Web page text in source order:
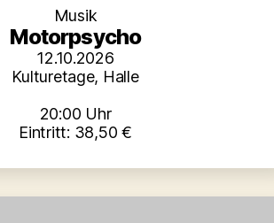
Musik
Motorpsycho
12.10.2026
Kulturetage, Halle
20:00 Uhr
Eintritt: 38,50 €